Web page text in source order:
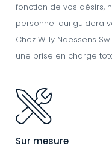
fonction de vos désirs,
personnel qui guidera
Chez Willy Naessens
une prise en charge
Image
Sur mesure